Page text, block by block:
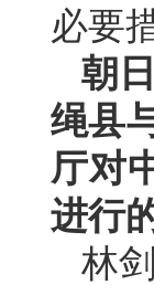
必要
朝
绳县
厅对
进行
林